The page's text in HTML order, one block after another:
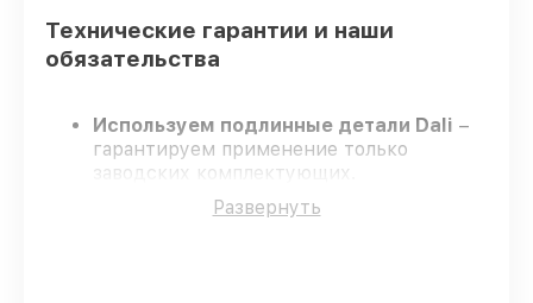
Технические гарантии и наши
обязательства
Используем подлинные детали Dali –
гарантируем применение только
заводских комплектующих.
Опытные специалисты
строгий отбор, что обеспечивает
Развернуть